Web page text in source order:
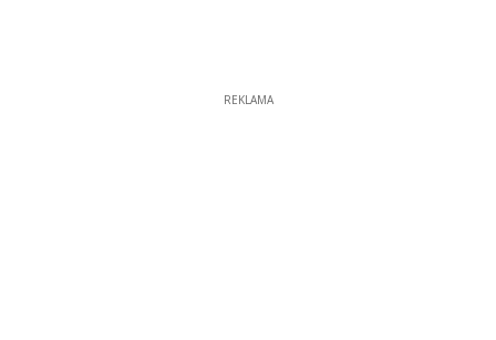
REKLAMA